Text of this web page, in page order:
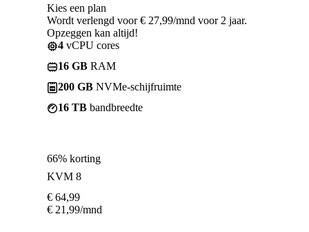
Kies een plan
Wordt verlengd voor € 27,99/mnd voor 2 jaar.
Opzeggen kan altijd!
4 vCPU cores
16 GB RAM
200 GB NVMe-schijfruimte
16 TB bandbreedte
66% korting
KVM 8
€ 64,99
€ 21,99/mnd